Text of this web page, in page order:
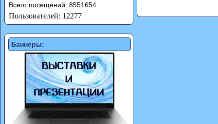
Всего посещений: 8551654
Пользователей: 12277
Баннеры: